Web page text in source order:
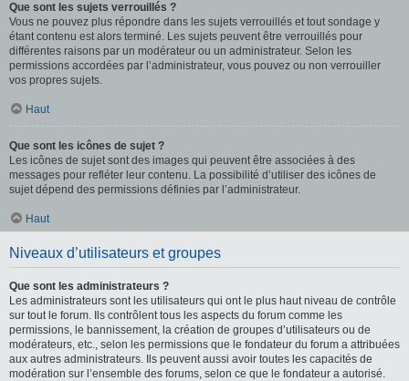
Que sont les sujets verrouillés ?
Vous ne pouvez plus répondre dans les sujets verrouillés et tout sondage y
étant contenu est alors terminé. Les sujets peuvent être verrouillés pour
différentes raisons par un modérateur ou un administrateur. Selon les
permissions accordées par l’administrateur, vous pouvez ou non verrouiller
vos propres sujets.
Haut
Que sont les icônes de sujet ?
Les icônes de sujet sont des images qui peuvent être associées à des
messages pour refléter leur contenu. La possibilité d’utiliser des icônes de
sujet dépend des permissions définies par l’administrateur.
Haut
Niveaux d’utilisateurs et groupes
Que sont les administrateurs ?
Les administrateurs sont les utilisateurs qui ont le plus haut niveau de contrôle
sur tout le forum. Ils contrôlent tous les aspects du forum comme les
permissions, le bannissement, la création de groupes d’utilisateurs ou de
modérateurs, etc., selon les permissions que le fondateur du forum a attribuées
aux autres administrateurs. Ils peuvent aussi avoir toutes les capacités de
modération sur l’ensemble des forums, selon ce que le fondateur a autorisé.